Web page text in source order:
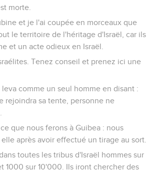
morte.
et je l'ai coupée en morceaux que
le territoire de l'héritage d'Israël, car ils
et un acte odieux en Israël.
Tenez conseil et prenez ici une
comme un seul homme en disant :
rejoindra sa tente, personne ne
que nous ferons à Guibea : nous
après avoir effectué un tirage au sort.
toutes les tribus d'Israël hommes sur
1000 sur 10'000. Ils iront chercher des